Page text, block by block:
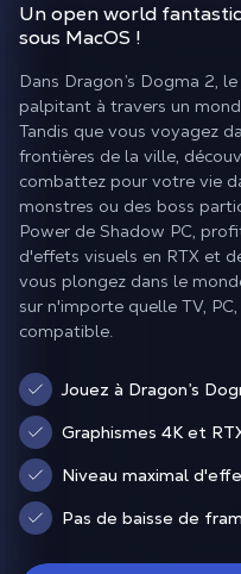
Unopen world
sous MacOS !
Dans Dragon’s Dogma 2,
palpitant à travers un
Tandis que vous voyagez
frontières de la ville,
combattez pour votre vie
monstres ou des boss
Power de Shadow PC,
d'effets visuels en RTX et
vous plongez dans le
sur n'importe quelle TV,
compatible.
Jouez à Dragon’s
Graphismes 4K et
Niveau maximal
Pas de baisse de